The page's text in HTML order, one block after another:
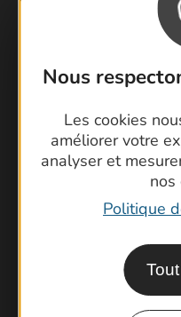
Nous
Les cookies
améliorer votre
analyser et
nos
Politique